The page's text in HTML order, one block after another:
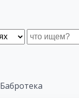
Бабротека